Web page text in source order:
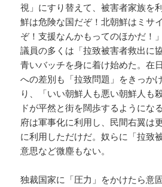
視」にすり替えて、被害者家族を
鮮は危険な国だぞ！北朝鮮はミサ
ぞ！支援なんかもってのほかだ！
議員の多くは「拉致被害者救出に
青いバッチを身に着け始めた。在
への差別も「拉致問題」をきっか
り、「いい朝鮮人も悪い朝鮮人も
ドが平然と街を闊歩するようにな
府は軍事化に利用し、民間右翼は
に利用しただけだ。奴らに「拉致
意思など微塵もない。
独裁国家に「圧力」をかけたら意